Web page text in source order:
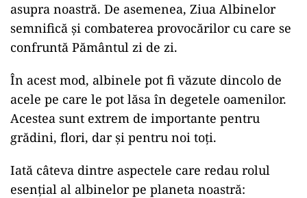
asupra noastră. De asemenea, Ziua Albinelor
semnifică și combaterea provocărilor cu care se
confruntă Pământul zi de zi.
În acest mod, albinele pot fi văzute dincolo de
acele pe care le pot lăsa în degetele oamenilor.
Acestea sunt extrem de importante pentru
grădini, flori, darși pentru noi toți.
Iată câteva dintre aspectele care redau rolul
esențial al albinelor pe planeta noastră: